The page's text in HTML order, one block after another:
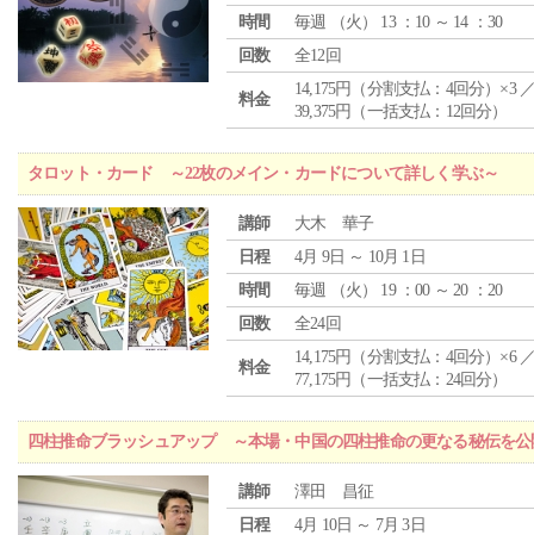
時間
毎週 （火 ） 13 ：10 ～ 14 ：30
回数
全12回
料金
14,175円（分割支払：4回分）×3
39,375円（一括支払：12回分）
タロット・カード ～22枚のメイン・カードについて詳しく学ぶ～
講師
大木 華子
日程
4月 9日 ～ 10月 1日
時間
毎週 （火 ） 19 ：00 ～ 20 ：20
回数
全24回
料金
14,175円（分割支払：4回分）×6
77,175円（一括支払：24回分）
四柱推命ブラッシュアップ ～本場・中国の四柱推命の更なる秘伝を
講師
澤田 昌征
日程
4月 10日 ～ 7月 3日